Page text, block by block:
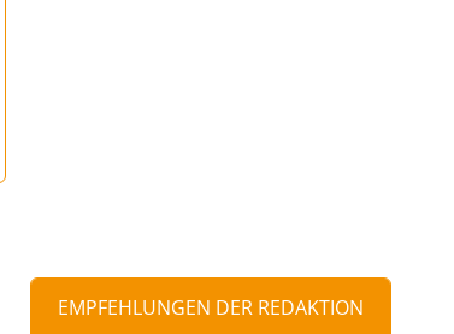
EMPFEHLUNGEN DER REDAKTION